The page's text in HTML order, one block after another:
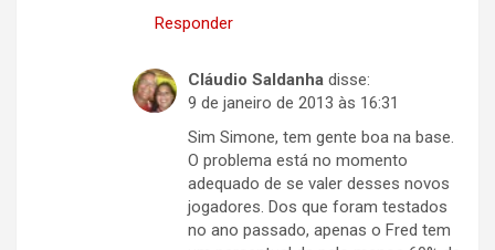
Responder
Cláudio Saldanha disse:
9 de janeiro de 2013 às 16:31
Sim Simone, tem gente boa na base.
O problema está no momento
adequado de se valer desses novos
jogadores. Dos que foram testados
no ano passado, apenas o Fred tem